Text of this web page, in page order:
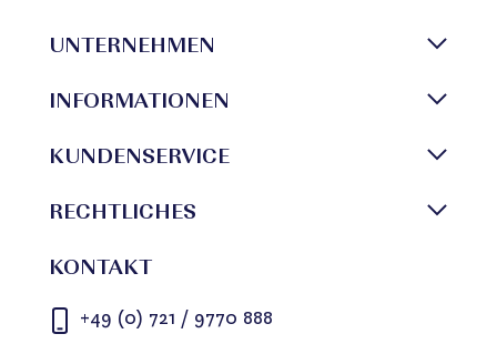
UNTERNEHMEN
INFORMATIONEN
KUNDENSERVICE
RECHTLICHES
KONTAKT
+49 (0) 721 / 9770 888